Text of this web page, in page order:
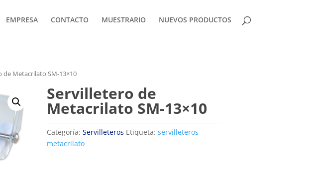
EMPRESA CONTACTO MUESTRARIO NUEVOS PRODUCTOS
Metacrilato SM-13×10
Servilletero de
Metacrilato SM-13×10
Categoría: Servilleteros Etiqueta: servilleteros
metacrilato